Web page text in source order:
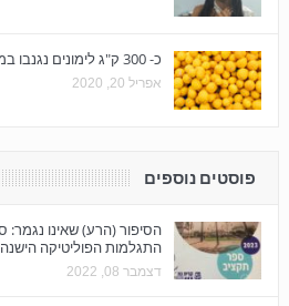
כ- 300 ק"ג לימונים נגנבו במטע סמוך לקריית גת
אפריל 20, 2020
פוסטים נוספים
התגלמות הפוליטיקה הישנה
דצמבר 08, 2022